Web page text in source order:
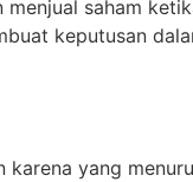
saham
keputusan
karena yang